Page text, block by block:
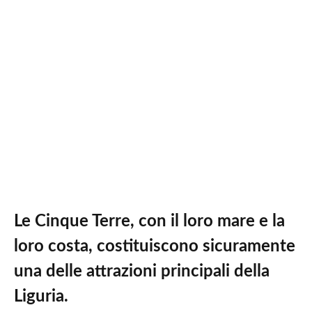
Le Cinque Terre, con il loro mare e la
loro costa, costituiscono sicuramente
una delle attrazioni principali della
Liguria.